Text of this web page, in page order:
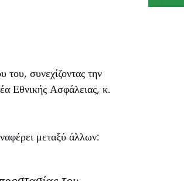
συνεχίζοντας την
Εθνικής Ασφάλειας, κ.
μεταξύ άλλων: